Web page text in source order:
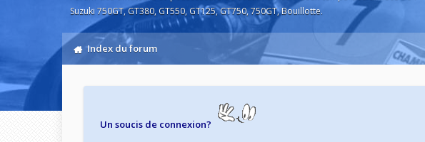
Suzuki 750GT, GT380, GT550, GT125, GT750, 750GT, Bouillotte.
Index du forum
Un soucis de connexion?